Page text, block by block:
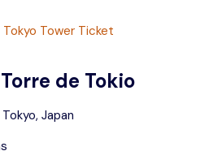
Tokyo Tower Ticket
de Tokio
Tokyo, Japan